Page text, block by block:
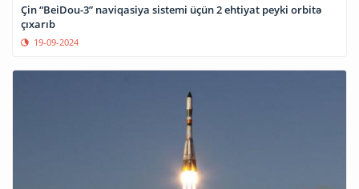
Çin “BeiDou-3” naviqasiya sistemi üçün 2 ehtiyat peyki orbitə
çıxarıb
19-09-2024